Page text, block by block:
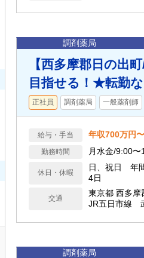
調剤薬局
【西多摩郡日の出
目指せる！★転勤
正社員 調剤薬局 一般薬剤師
給与・手当 年収700万円〜
勤務時間 月水金/9:00
休日・休暇
日、祝日 年
4日
交通
東京都 西多摩
JR五日市線
調剤薬局